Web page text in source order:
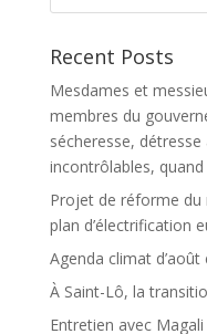
Recent Posts
Mesdames et
membres du
sécheresse,
incontrôlables,
Projet de réforme du
plan d’électrification
Agenda climat
À Saint-Lô, la
Entretien avec Magali